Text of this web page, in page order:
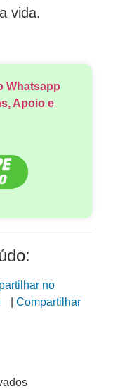
vida.
Whatsapp
Apoio e
no
Compartilhar